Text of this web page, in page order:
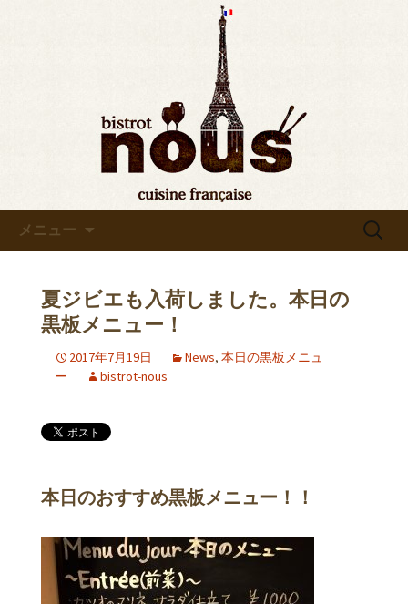
◆東京・秋葉原◆ビストロヌ
ー“bistrot nous”よりお知らせ
東京・秋葉原のビストロヌー“bistrot
nous”の最新情報をお知らせします。フ
レンチが美味しい当店の新メニューや
おすすめワインの入荷情報、メディア
情報などさまざまなお知らせをします
ので、ぜひご覧ください。
メニュー
検
夏ジビエも入荷しました。本日の
黒板メニュー！
2017年7月19日 News, 本日の黒板メニュ
ー
bistrot-nous
本日のおすすめ黒板メニュー！！